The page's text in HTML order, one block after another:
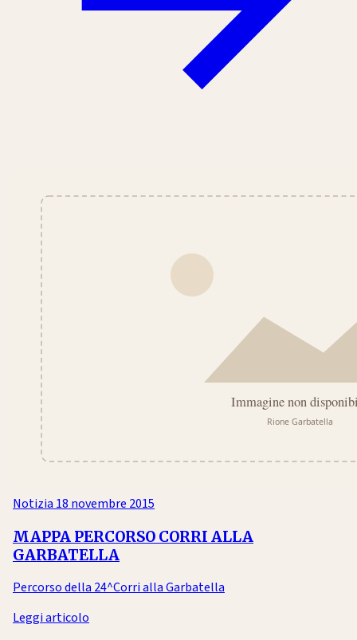
Notizia 18 novembre 2015
MAPPA PERCORSO CORRI ALLA
GARBATELLA
Percorso della 24^Corri alla Garbatella
Leggi articolo